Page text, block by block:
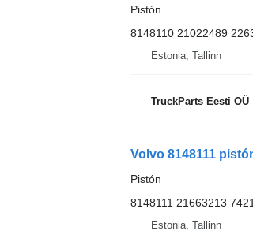
Pistón
8148110 21022489
Estonia, Tallinn
TruckParts Eesti OÜ
Volvo 8148111
Pistón
8148111 21663213
Estonia, Tallinn